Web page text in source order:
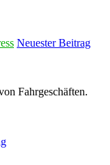
Neuester Beitrag
Fahrgeschäften.